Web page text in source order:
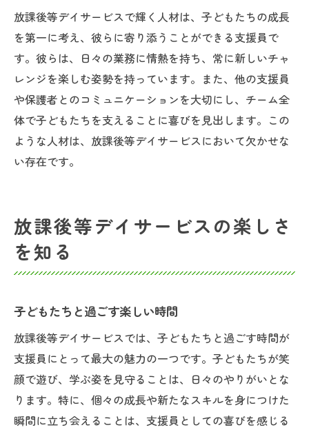
放課後等デイサービスで輝く人材は、子どもたちの成長
を第一に考え、彼らに寄り添うことができる支援員で
す。彼らは、日々の業務に情熱を持ち、常に新しいチャ
レンジを楽しむ姿勢を持っています。また、他の支援員
や保護者とのコミュニケーションを大切にし、チーム全
体で子どもたちを支えることに喜びを見出します。この
ような人材は、放課後等デイサービスにおいて欠かせな
い存在です。
放課後等デイサービスの楽しさ
を知る
子どもたちと過ごす楽しい時間
放課後等デイサービスでは、子どもたちと過ごす時間が
支援員にとって最大の魅力の一つです。子どもたちが笑
顔で遊び、学ぶ姿を見守ることは、日々のやりがいとな
ります。特に、個々の成長や新たなスキルを身につけた
瞬間に立ち会えることは、支援員としての喜びを感じる